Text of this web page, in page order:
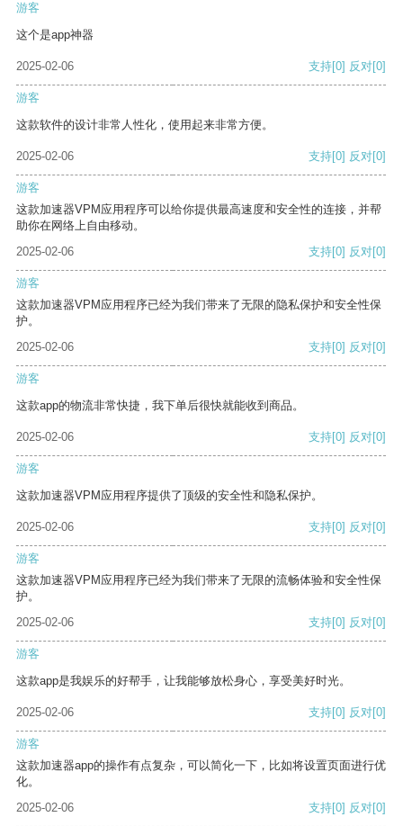
游客
这个是app神器
2025-02-06 支持[0] 反对[0]
游客
这款软件的设计非常人性化，使用起来非常方便。
2025-02-06 支持[0] 反对[0]
游客
这款加速器VPM应用程序可以给你提供最高速度和安全性的连接，并帮
助你在网络上自由移动。
2025-02-06
支持[0] 反对[0]
游客
这款加速器VPM应用程序已经为我们带来了无限的隐私保护和安全性保
护。
2025-02-06
支持[0] 反对[0]
游客
这款app的物流非常快捷，我下单后很快就能收到商品。
2025-02-06 支持[0] 反对[0]
游客
这款加速器VPM应用程序提供了顶级的安全性和隐私保护。
2025-02-06 支持[0] 反对[0]
游客
这款加速器VPM应用程序已经为我们带来了无限的流畅体验和安全性保
护。
2025-02-06
支持[0] 反对[0]
游客
这款app是我娱乐的好帮手，让我能够放松身心，享受美好时光。
2025-02-06 支持[0] 反对[0]
游客
这款加速器app的操作有点复杂，可以简化一下，比如将设置页面进行优
化。
2025-02-06
支持[0] 反对[0]